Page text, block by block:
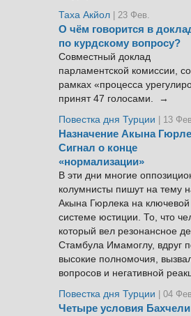
Таха Акйол | 23 Фев.
О чём говорится в
по курдскому вопросу?
Совместный доклад
парламентской комиссии,
рамках «процесса
принят 47 голосами. →
Повестка дня Турции
| 13
Назначение Акына
Сигнал о конце
«нормализации»
В эти дни многие
колумнисты пишут на тему
Акына Гюрлека на ключевой
системе юстиции. То, что
который вел резонансное
Стамбула Имамоглу, вдруг
высокие полномочия,
вопросов и негативной
Повестка дня Турции
| 04
Четыре условия Бахчели